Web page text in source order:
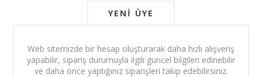
YENI ÜYE
Web sitemizde bir hesap oluşturarak daha hızlı alışveriş
yapabilir, sipariş durumuyla ilgili güncel bilgileri edinebilir
ve daha önce yaptığınız siparişleri takip edebilirsiniz.